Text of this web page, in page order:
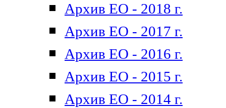
Архив ЕО - 2018 г.
Архив ЕО - 2017 г.
Архив ЕО - 2016 г.
Архив ЕО - 2015 г.
Архив ЕО - 2014 г.